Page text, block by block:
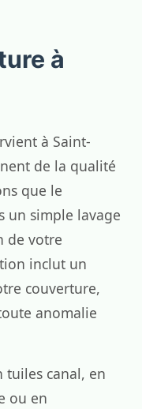
à
à Saint-
de la qualité
que le
un simple lavage
de votre
inclut un
couverture,
anomalie
tuiles canal, en
ou en